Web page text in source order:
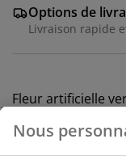
Options de
Livraison rapide
Fleur artificielle
verts doux
toute exposition
Nous